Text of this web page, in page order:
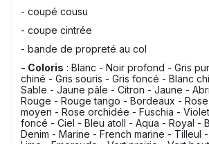
- coupé cousu
- coupe cintrée
- bande de propreté au col
- Coloris : Blanc - Noir profond - Gris
chiné - Gris souris - Gris foncé - Blanc
Sable - Jaune pâle - Citron - Jaune -
Rouge - Rouge tango - Bordeaux -
moyen - Rose orchidée - Fuschia -
foncé - Ciel - Bleu atoll - Aqua - Royal -
Denim - Marine - French marine - Tilleul